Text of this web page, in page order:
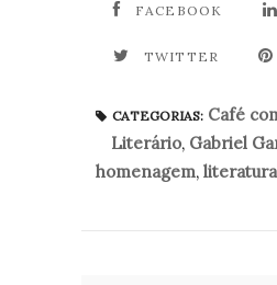
FACEBOOK
TWITTER
CATEGORIAS: Café
Literário, Gabriel
homenagem, literatura